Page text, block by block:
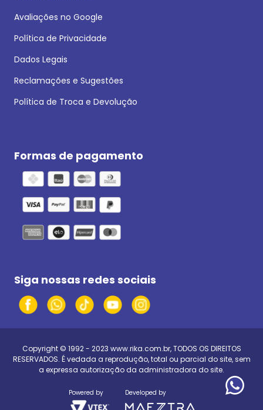
Avaliações no Google
Política de Privacidade
Dados Legais
Reclamações e Sugestões
Política de Troca e Devolução
Formas de pagamento
Siga nossas redes sociais
Copyright © 1992 - 2023 www.rika.com.br, TODOS OS DIREITOS
RESERVADOS. É vedada a reprodução, total ou parcial do site, sem
a expressa autorização da administradora do site.
Powered by Developed by